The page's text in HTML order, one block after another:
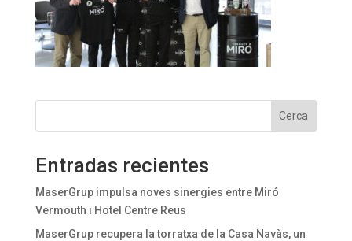
Cerca
Entradas recientes
MaserGrup impulsa noves sinergies entre Miró
Vermouth i Hotel Centre Reus
MaserGrup recupera la torratxa de la Casa Navàs, un